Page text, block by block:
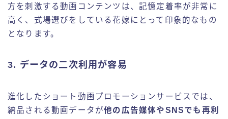
方を刺激する動画コンテンツは、記憶定着率が非常に
高く、式場選びをしている花嫁にとって印象的なもの
となります。
3. データの二次利用が容易
進化したショート動画プロモーションサービスでは、
納品される動画データが他の広告媒体やSNSでも再利